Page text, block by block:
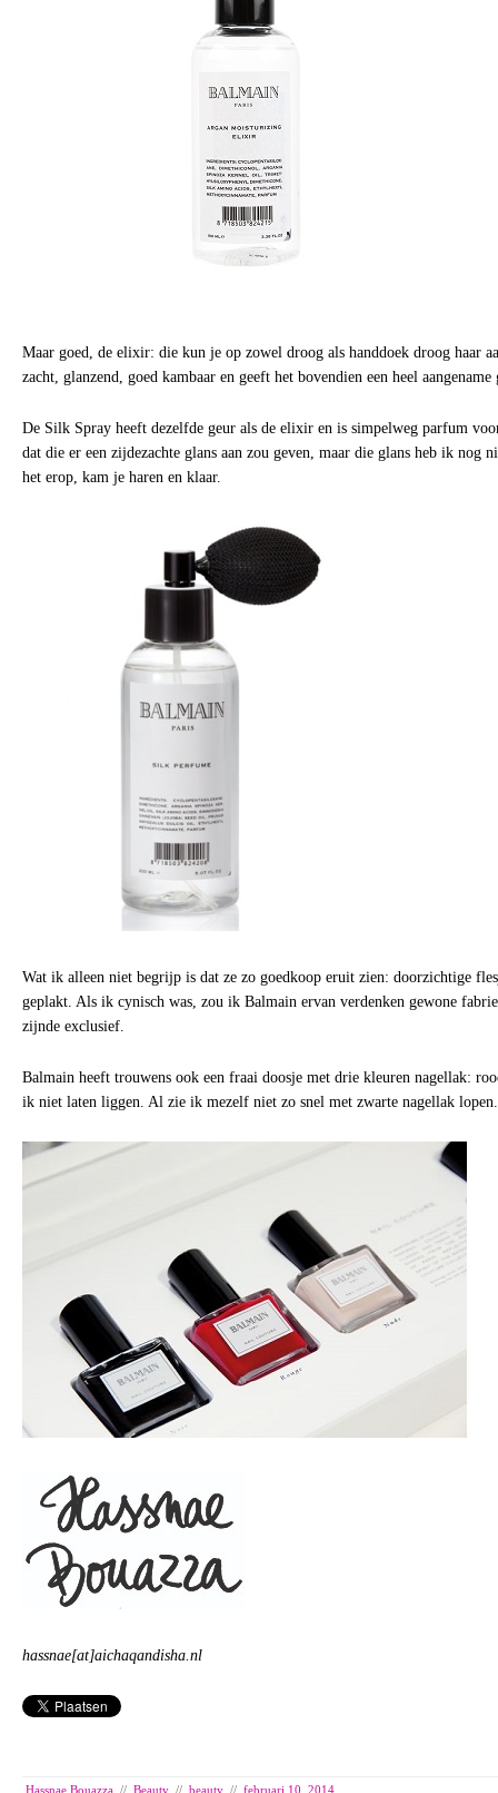
Maar goed, de elixir: die kun je op zowel droog als handdoek droog haar
zacht, glanzend, goed kambaar en geeft het bovendien een heel aangename
De Silk Spray heeft dezelfde geur als de elixir en is simpelweg parfum
dat die er een zijdezachte glans aan zou geven, maar die glans heb ik nog
het erop, kam je haren en klaar.
Wat ik alleen niet begrijp is dat ze zo goedkoop eruit zien: doorzichtige
geplakt. Als ik cynisch was, zou ik Balmain ervan verdenken gewone
zijnde exclusief.
Balmain heeft trouwens ook een fraai doosje met drie kleuren nagellak:
ik niet laten liggen. Al zie ik mezelf niet zo snel met zwarte nagellak lopen.
hassnae[at]aichaqandisha.nl
Hassnae Bouazza // Beauty // beauty // februari 10, 2014